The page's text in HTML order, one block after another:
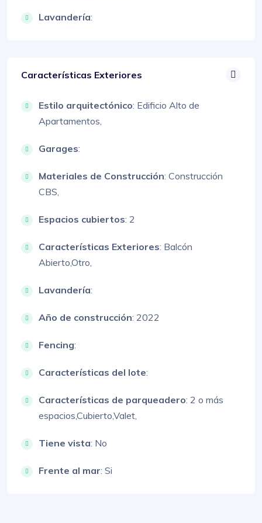
Lavandería:
Características Exteriores
Estilo arquitectónico: Edificio Alto de
Apartamentos,
Garages:
Materiales de Construcción: Construcción
CBS,
Espacios cubiertos: 2
Características Exteriores: Balcón
Abierto,Otro,
Lavandería:
Año de construcción: 2022
Fencing:
Características del lote:
Características de parqueadero: 2 o más
espacios,Cubierto,Valet,
Tiene vista: No
Frente al mar: Si